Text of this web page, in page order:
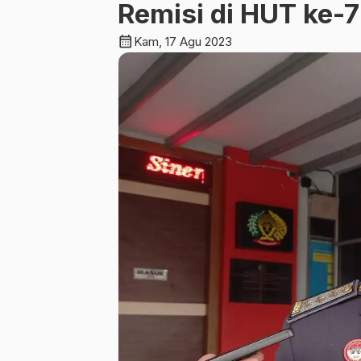
Remisi di HUT ke-
calendar_month Kam, 17 Agu 2023